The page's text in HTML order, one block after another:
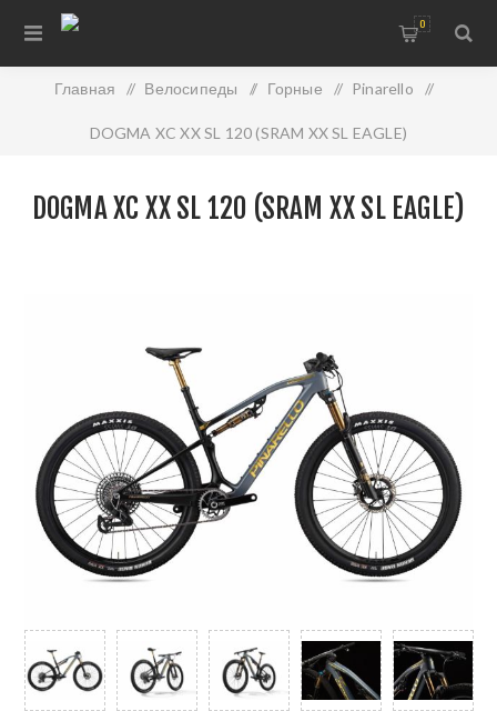
0
Главная / Велосипеды / Горные / Pinarello /
DOGMA XC XX SL 120 (SRAM XX SL EAGLE)
DOGMA XC XX SL 120 (SRAM XX SL EAGLE)